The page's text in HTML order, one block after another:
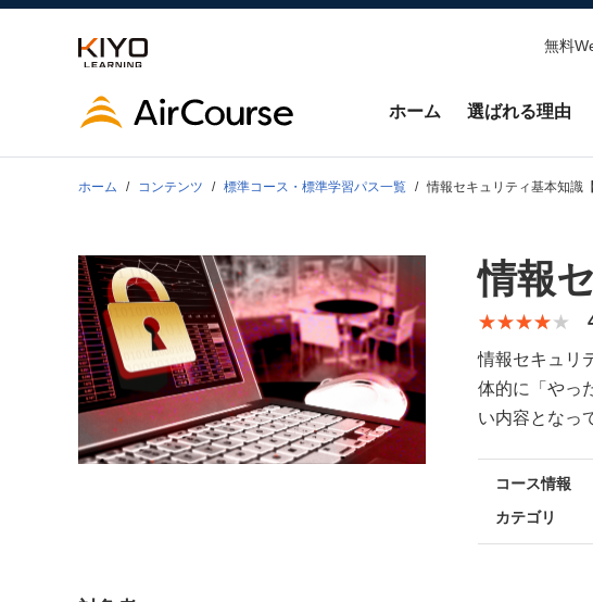
無料
ホーム 選ばれる理由
ホーム コンテンツ 標準コース・標準学習パス一覧 情報セキュリティ基本知識
情報
★★★★★
★★★★★
情報セキュリ
体的に「やっ
い内容となっ
コース情報
カテゴリ